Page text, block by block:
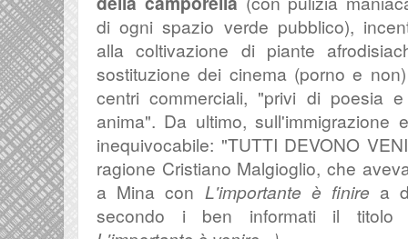
di ogni spazio verde pubblico),
alla coltivazione di piante
sostituzione dei cinema (porno e
centri commerciali, "privi di poesia
anima". Da ultimo, sull'immigrazione
inequivocabile: "TUTTI DEVONO
ragione Cristiano Malgioglio, che
a Mina con L'importante è finire a
secondo i ben informati il titolo